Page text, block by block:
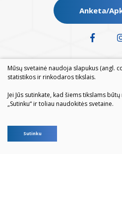
Anketa/
Mūsų svetainė naudoja slapukus (angl.
statistikos ir rinkodaros tikslais.
Jei Jūs sutinkate, kad šiems tikslams
„Sutinku“ ir toliau naudokitės svetaine.
Sutinku